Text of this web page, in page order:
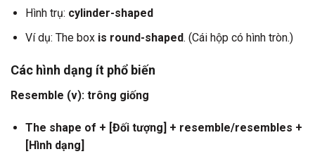
Hình trụ: cylinder-shaped
Ví dụ: The box is round-shaped. (Cái hộp có hình tròn.)
Các hình dạng ít phổ biến
Resemble (v): trông giống
The shape of + [Đối tượng] + resemble/resembles +
[Hình dạng]